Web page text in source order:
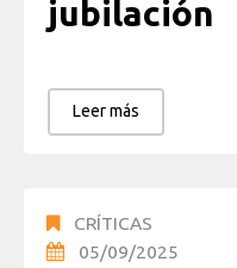
jubilación
Leer más
CRÍTICAS
05/09/2025